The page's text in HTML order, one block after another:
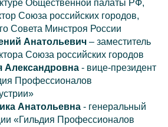
Общественной палаты РФ,
Союза российских городов,
Совета Минстроя России
Анатольевич – заместитель
Союза российских городов
Александровна - вице-президент
Профессионалов
Анатольевна - генеральный
«Гильдия Профессионалов